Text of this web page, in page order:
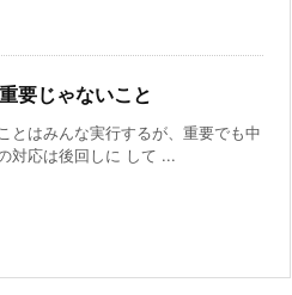
要じゃないこと
とはみんな実行するが、重要でも中
対応は後回しに して ...